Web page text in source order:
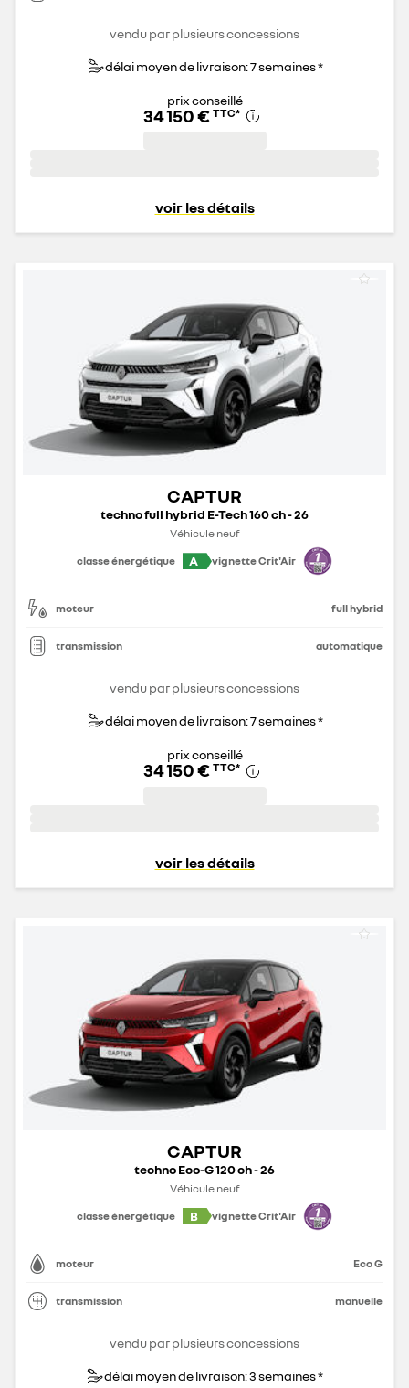
vendu par plusieurs concessions
délai moyen de livraison: 7 semaines *
prix conseillé
34 150 € TTC*
voir les détails
CAPTUR
techno full hybrid E-Tech 160 ch - 26
Véhicule neuf
classe énergétique
A vignette Crit'Air
moteur full hybrid
transmission automatique
vendu par plusieurs concessions
délai moyen de livraison: 7 semaines *
prix conseillé
34 150 € TTC*
voir les détails
CAPTUR
techno Eco-G 120 ch - 26
Véhicule neuf
classe énergétique
B vignette Crit'Air
moteur Eco G
transmission manuelle
vendu par plusieurs concessions
délai moyen de livraison: 3 semaines *